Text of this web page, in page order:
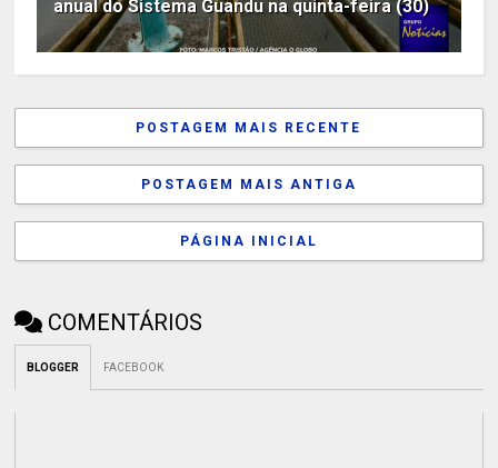
anual do Sistema Guandu na quinta-feira (30)
POSTAGEM MAIS RECENTE
POSTAGEM MAIS ANTIGA
PÁGINA INICIAL
COMENTÁRIOS
BLOGGER FACEBOOK